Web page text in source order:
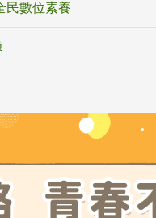
民數位素養